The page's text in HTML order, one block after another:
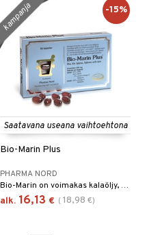
Saatavana useana vaihtoehtona
Bio-Marin Plus
PHARMA NORD
Bio-Marin on voimakas kalaöljy, sisältää jopa 70% terveellisiä ns vapaita omega-3 rasvahappoja, joka takaa hellävaraisen ja nopean hyödyntämisen.
alk. 16,13 € ( 18,98 €)
kampanja -15%